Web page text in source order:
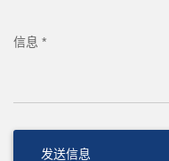
信息 *